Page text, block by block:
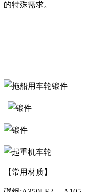
的特殊需求。
【常用材质】